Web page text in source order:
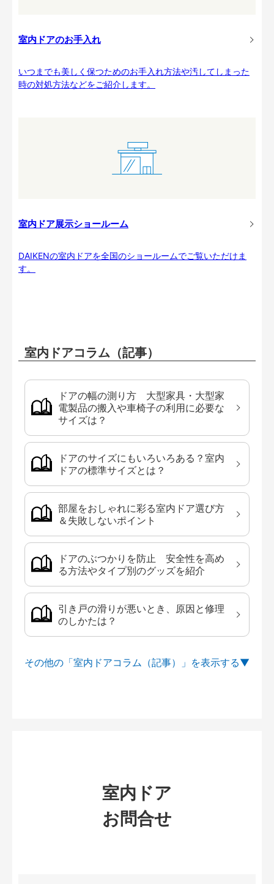
室内ドアのお手入れ
いつまでも美しく保つためのお手入れ方法や汚してしまった
時の対処方法などをご紹介します。
室内ドア展示ショールーム
DAIKENの室内ドアを全国のショールームでご覧いただけま
す。
室内ドアコラム（記事）
ドアの幅の測り方 大型家具・大型家
電製品の搬入や車椅子の利用に必要な
サイズは？
ドアのサイズにもいろいろある？室内
ドアの標準サイズとは？
部屋をおしゃれに彩る室内ドア選び方
＆失敗しないポイント
ドアのぶつかりを防止 安全性を高め
る方法やタイプ別のグッズを紹介
引き戸の滑りが悪いとき、原因と修理
のしかたは？
その他の「室内ドアコラム（記事）」を
室内ドア
お問合せ